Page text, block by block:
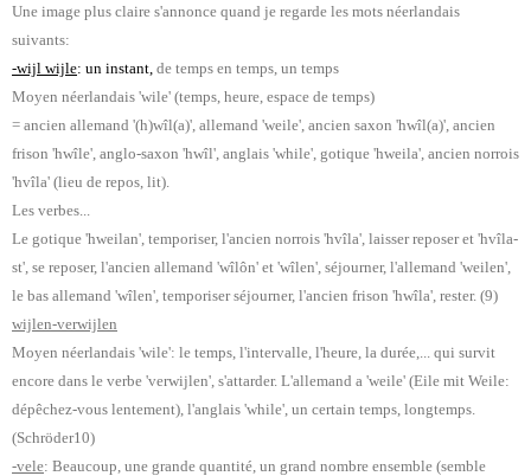
Une image plus claire s'annonce quand je regarde les mots néerlandais
suivants:
-wijl wijle: un instant, de temps en temps, un temps
Moyen néerlandais 'wile' (temps, heure, espace de temps)
= ancien allemand '(h)wîl(a)', allemand 'weile', ancien saxon 'hwîl(a)', ancien
frison 'hwîle', anglo-saxon 'hwîl', anglais 'while', gotique 'hweila', ancien norrois
'hvîla' (lieu de repos, lit).
Les verbes...
Le gotique 'hweilan', temporiser, l'ancien norrois 'hvîla', laisser reposer et 'hvîla-
st', se reposer, l'ancien allemand 'wîlôn' et 'wîlen', séjourner, l'allemand 'weilen',
le bas allemand 'wîlen', temporiser séjourner, l'ancien frison 'hwîla', rester. (9)
wijlen-verwijlen
Moyen néerlandais 'wile': le temps, l'intervalle, l'heure, la durée,... qui survit
encore dans le verbe 'verwijlen', s'attarder. L'allemand a 'weile' (Eile mit Weile:
dépêchez-vous lentement), l'anglais 'while', un certain temps, longtemps.
(Schröder10)
-vele: Beaucoup, une grande quantité, un grand nombre ensemble (semble